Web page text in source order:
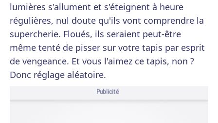
lumières s'allument et s'éteignent à heure
régulières, nul doute qu'ils vont comprendre la
supercherie. Floués, ils seraient peut-être
même tenté de pisser sur votre tapis par esprit
de vengeance. Et vous l'aimez ce tapis, non ?
Donc réglage aléatoire.
Publicité